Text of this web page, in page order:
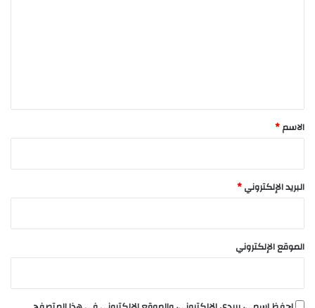
*
الاسم*
البريد الإلكتروني*
الموقع الإلكتروني